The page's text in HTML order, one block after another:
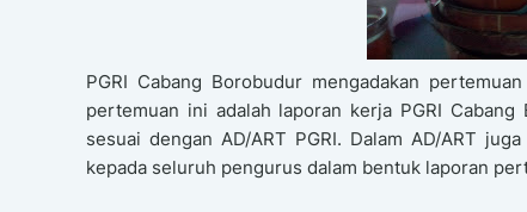
PGRI Cabang Borobudur mengadakan
pertemuan ini adalah laporan kerja PGRI
sesuai dengan AD/ART PGRI. Dalam AD/ART
kepada seluruh pengurus dalam bentuk laporan